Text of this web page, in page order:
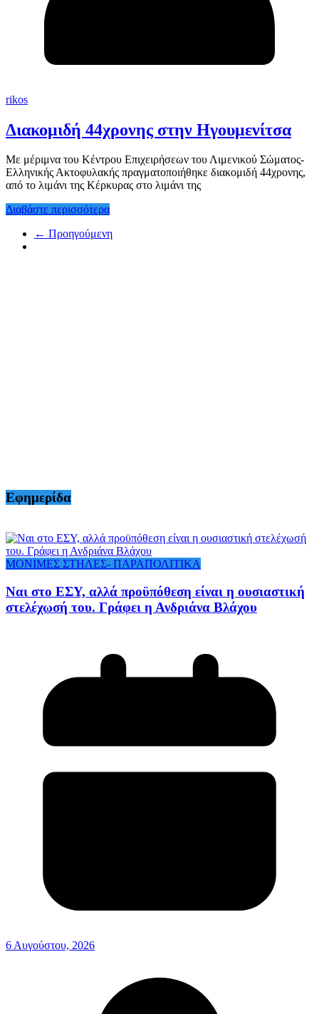
rikos
Διακομιδή 44χρονης στην Ηγουμενίτσα
Με μέριμνα του Κέντρου Επιχειρήσεων του Λιμενικού Σώματος-
Ελληνικής Ακτοφυλακής πραγματοποιήθηκε διακομιδή 44χρονης,
από το λιμάνι της Κέρκυρας στο λιμάνι της
Διαβάστε περισσότερα
← Προηγούμενη
Εφημερίδα
ΜΟΝΙΜΕΣ ΣΤΗΛΕΣ- ΠΑΡΑΠΟΛΙΤΙΚΑ
Ναι στο ΕΣΥ, αλλά προϋπόθεση είναι η ουσιαστική
στελέχωσή του. Γράφει η Ανδριάνα Βλάχου
6 Αυγούστου, 2026